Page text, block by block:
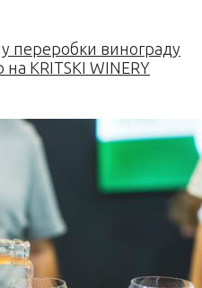
переробки винограду
KRITSKI WINERY